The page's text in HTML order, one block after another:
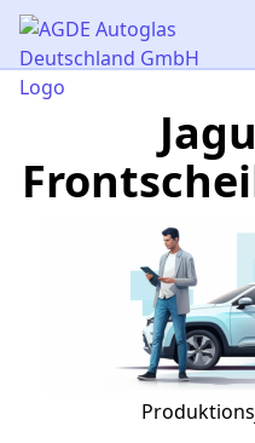
AGDE Autoglas